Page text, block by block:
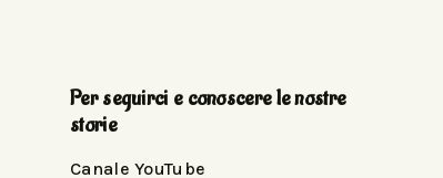
Per seguirci e conoscere le nostre
storie
Canale YouTube